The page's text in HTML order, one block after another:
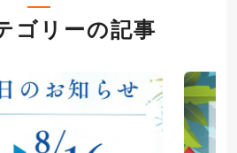
ゴリーの記事